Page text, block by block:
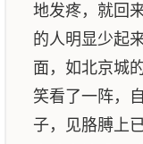
地发疼，就回
的人明显少起
面，如北京城
笑看了一阵，
子，见胳膊上